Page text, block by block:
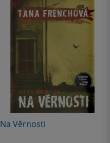
Na Věrnosti